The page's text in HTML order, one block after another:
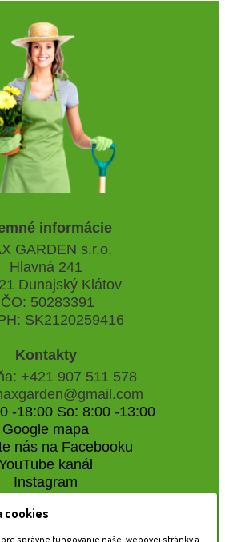
informácie
GARDEN s.r.o.
Hlavná 241
Dunajský Klátov
50283391
SK2120259416
Kontakty
+421 907 511 578
-18:00 So: 8:00 -13:00
Google mapa
nás na Facebooku
kanál
Instagram
centrum
cookies
správne fungovanie našej webovej stránky a